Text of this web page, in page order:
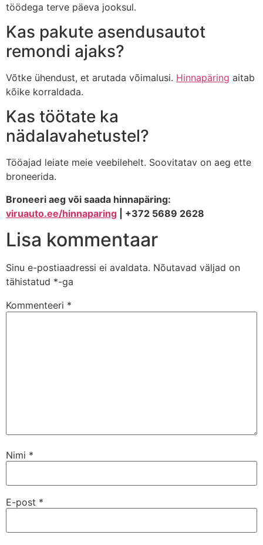
töödega terve päeva jooksul.
Kas pakute asendusautot
remondi ajaks?
Võtke ühendust, et arutada võimalusi. Hinnapäring aitab
kõike korraldada.
Kas töötate ka
nädalavahetustel?
Tööajad leiate meie veebilehelt. Soovitatav on aeg ette
broneerida.
Broneeri aeg või saada hinnapäring:
viruauto.ee/hinnaparing | +372 5689 2628
Lisa kommentaar
Sinu e-postiaadressi ei avaldata. Nõutavad väljad on
tähistatud *-ga
Kommenteeri *
Nimi *
E-post *